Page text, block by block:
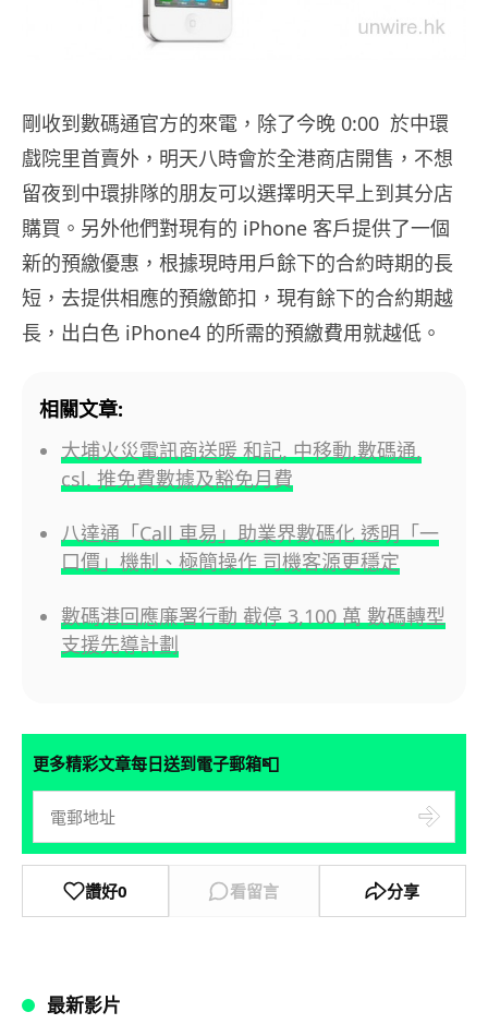
剛收到數碼通官方的來電，除了今晚 0:00 於中環
戲院里首賣外，明天八時會於全港商店開售，不想
留夜到中環排隊的朋友可以選擇明天早上到其分店
購買。另外他們對現有的 iPhone 客戶提供了一個
新的預繳優惠，根據現時用戶餘下的合約時期的長
短，去提供相應的預繳節扣，現有餘下的合約期越
長，出白色 iPhone4 的所需的預繳費用就越低。
相關文章:
大埔火災電訊商送暖 和記, 中移動,數碼通,
csl. 推免費數據及豁免月費
八達通「Call 車易」助業界數碼化 透明「一
口價」機制、極簡操作 司機客源更穩定
數碼港回應廉署行動 截停 3,100 萬 數碼轉型
支援先導計劃
更多精彩文章每日送到電子郵箱📮
讚好0 看留言 分享
最新影片